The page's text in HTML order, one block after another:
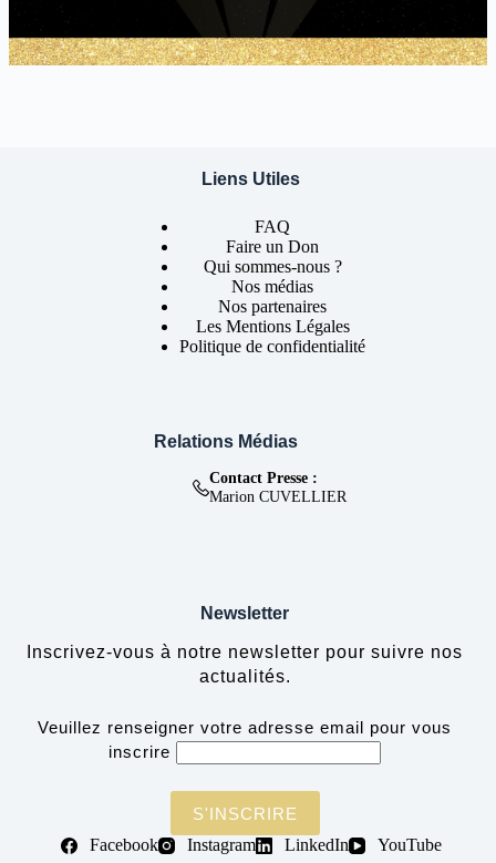
Liens Utiles
FAQ
Faire un Don
Qui sommes-nous ?
Nos médias
Nos partenaires
Les Mentions Légales
Politique de confidentialité
Relations Médias
Contact Presse :
Marion CUVELLIER
Newsletter
Inscrivez-vous à notre newsletter pour suivre nos
actualités.
Veuillez renseigner votre adresse email pour vous
inscrire
Facebook Instagram LinkedIn YouTube